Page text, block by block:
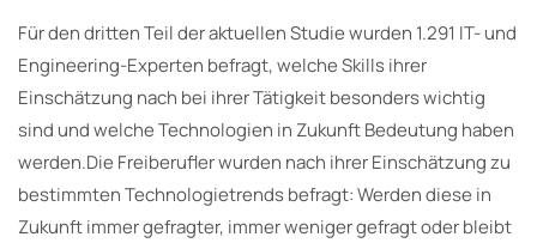
Für den dritten Teil der aktuellen Studie wurden 1.291 IT- und
Engineering-Experten befragt, welche Skills ihrer
Einschätzung nach bei ihrer Tätigkeit besonders wichtig
sind und welche Technologien in Zukunft Bedeutung haben
werden.Die Freiberufler wurden nach ihrer Einschätzung zu
bestimmten Technologietrends befragt: Werden diese in
Zukunft immer gefragter, immer weniger gefragt oder bleibt